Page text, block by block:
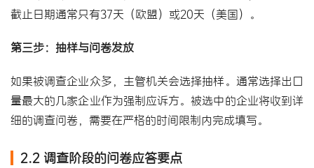
截止日期通常只有37天（欧盟）或20天（美国）。
第三步：抽样与问卷发放
如果被调查企业众多，主管机关会选择抽样。通常选择出口
量最大的几家企业作为强制应诉方。被选中的企业将收到详
细的调查问卷，需要在严格的时间限制内完成填写。
2.2 调查阶段的问卷应答要点